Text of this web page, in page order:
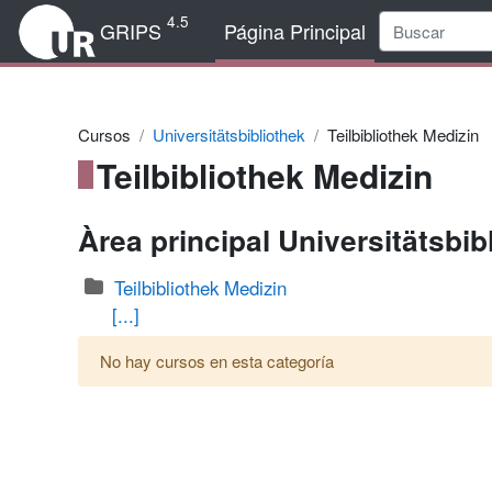
Salta al contenido principal
GRIPS 4.5 Página Principal
Cursos Universitätsbibliothek Teilbibliothek Medizin
Teilbibliothek Medizin
Àrea principal
Teilbibliothek Medizin
[...]
No hay cursos en esta categoría